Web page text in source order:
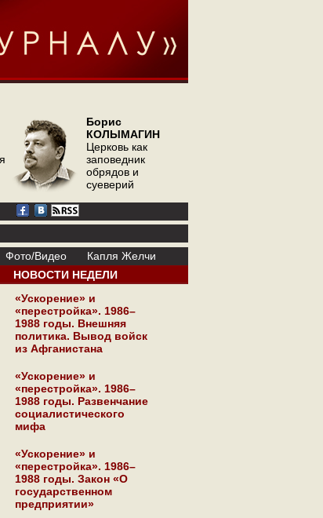
Борис
КОЛЫМАГИН
Церковь как
заповедник
обрядов и
суеверий
Фото/Видео
Капля Желчи
НОВОСТИ НЕДЕЛИ
«Ускорение» и
«перестройка». 1986–
1988 годы. Внешняя
политика. Вывод войск
из Афганистана
«Ускорение» и
«перестройка». 1986–
1988 годы. Развенчание
социалистического
мифа
«Ускорение» и
«перестройка». 1986–
1988 годы. Закон «О
государственном
предприятии»